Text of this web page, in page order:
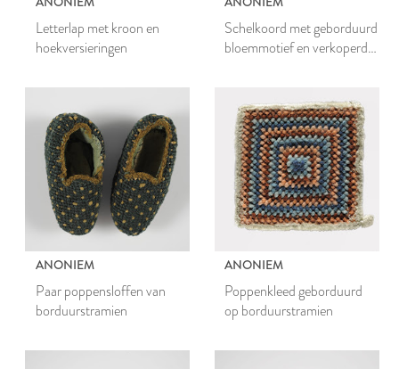
Letterlap met kroon en
hoekversieringen
Schelkoord met geborduurd
bloemmotief en verkoperde
ANONIEM
Paar poppensloffen van
borduurstramien
ANONIEM
Poppenkleed geborduurd
op borduurstramien